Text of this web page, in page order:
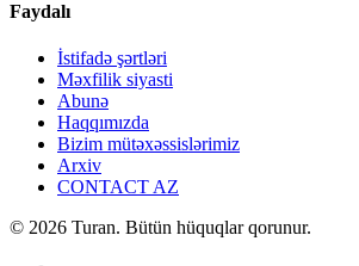
Faydalı
İstifadə şərtləri
Məxfilik siyasti
Abunə
Haqqımızda
Bizim mütəxəssislərimiz
Arxiv
CONTACT AZ
© 2026 Turan. Bütün hüquqlar qorunur.